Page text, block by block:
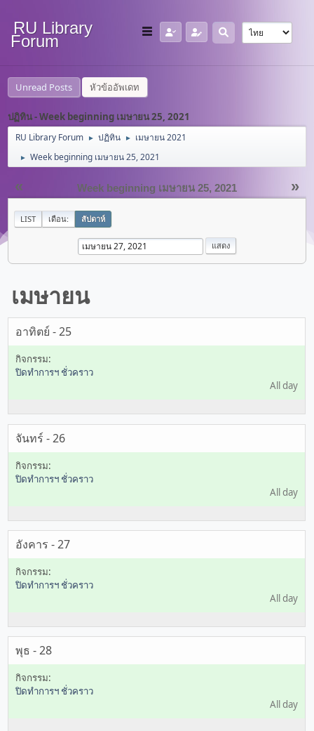
RU Library
Forum
Unread Posts หัวข้ออัพเดท
ปฏิทิน - Week beginning เมษายน 25, 2021
RU Library Forum ► ปฏิทิน ► เมษายน 2021
► Week beginning เมษายน 25, 2021
« »
Week beginning เมษายน 25, 2021
LIST เดือน: สัปดาห์
เมษายน
อาทิตย์ - 25
ปิดทำการฯ ชั่วคราว
All day
จันทร์ - 26
ปิดทำการฯ ชั่วคราว
All day
อังคาร - 27
ปิดทำการฯ ชั่วคราว
All day
พุธ - 28
ปิดทำการฯ ชั่วคราว
All day